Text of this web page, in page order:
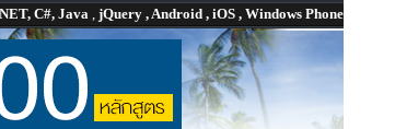
C#, Java , jQuery , Android , iOS , Windows Phone